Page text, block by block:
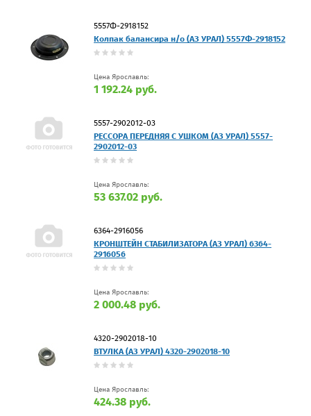
5557Ф-2918152
Колпак балансира н/о (АЗ УРАЛ) 5557Ф-2918152
Цена Ярославль:
1 192.24 руб.
5557-2902012-03
РЕССОРА ПЕРЕДНЯЯ С УШКОМ (АЗ УРАЛ) 5557-
2902012-03
Цена Ярославль:
53 637.02 руб.
6364-2916056
КРОНШТЕЙН СТАБИЛИЗАТОРА (АЗ УРАЛ) 6364-
2916056
Цена Ярославль:
2 000.48 руб.
4320-2902018-10
ВТУЛКА (АЗ УРАЛ) 4320-2902018-10
Цена Ярославль:
424.38 руб.